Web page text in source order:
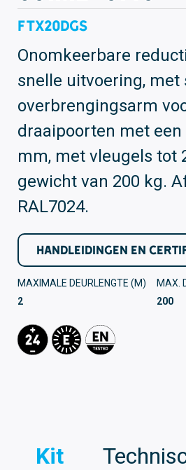
FTX20DGS
Onomkeerbare
snelle uitvoering, met
overbrengingsarm
draaipoorten met een
mm, met vleugels tot
gewicht van 200 kg.
RAL7024.
HANDLEIDINGEN EN
MAXIMALE DEURLENGTE (M)
2
MAX.
200
Kit